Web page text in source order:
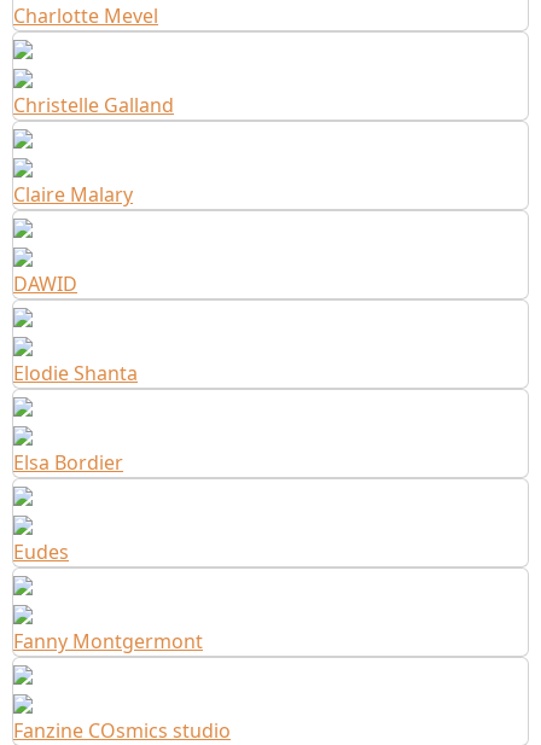
Charlotte Mevel
Christelle Galland
Claire Malary
DAWID
Elodie Shanta
Elsa Bordier
Eudes
Fanny Montgermont
Fanzine COsmics studio